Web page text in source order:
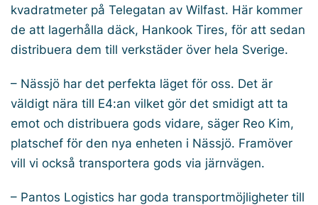
kvadratmeter på Telegatan av Wilfast. Här kommer
de att lagerhålla däck, Hankook Tires, för att sedan
distribuera dem till verkstäder över hela Sverige.
– Nässjö har det perfekta läget för oss. Det är
väldigt nära till E4:an vilket gör det smidigt att ta
emot och distribuera gods vidare, säger Reo Kim,
platschef för den nya enheten i Nässjö. Framöver
vill vi också transportera gods via järnvägen.
– Pantos Logistics har goda transportmöjligheter till